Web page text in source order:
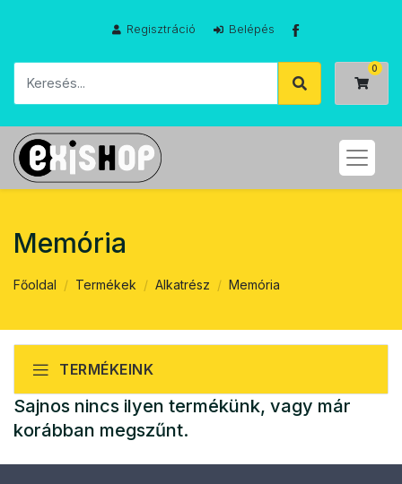
Regisztráció Belépés
Memória
Főoldal Termékek Alkatrész Memória
TERMÉKEINK
Sajnos nincs ilyen termékünk, vagy már
korábban megszűnt.